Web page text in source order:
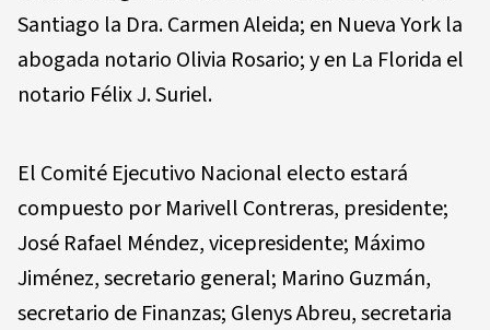
Santiago la Dra. Carmen Aleida; en Nueva York la
abogada notario Olivia Rosario; y en La Florida el
notario Félix J. Suriel.
El Comité Ejecutivo Nacional electo estará
compuesto por Marivell Contreras, presidente;
José Rafael Méndez, vicepresidente; Máximo
Jiménez, secretario general; Marino Guzmán,
secretario de Finanzas; Glenys Abreu, secretaria